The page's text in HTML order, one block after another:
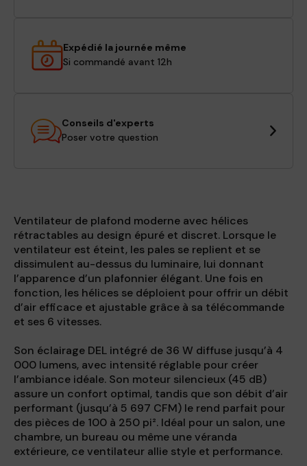
Expédié la journée même
Si commandé avant 12h
Conseils d'experts
Poser votre question
Ventilateur de plafond moderne avec hélices
rétractables au design épuré et discret. Lorsque le
ventilateur est éteint, les pales se replient et se
dissimulent au-dessus du luminaire, lui donnant
l’apparence d’un plafonnier élégant. Une fois en
fonction, les hélices se déploient pour offrir un débit
d’air efficace et ajustable grâce à sa télécommande
et ses 6 vitesses.
Son éclairage DEL intégré de 36 W diffuse jusqu’à 4
000 lumens, avec intensité réglable pour créer
l’ambiance idéale. Son moteur silencieux (45 dB)
assure un confort optimal, tandis que son débit d’air
performant (jusqu’à 5 697 CFM) le rend parfait pour
des pièces de 100 à 250 pi². Idéal pour un salon, une
chambre, un bureau ou même une véranda
extérieure, ce ventilateur allie style et performance.